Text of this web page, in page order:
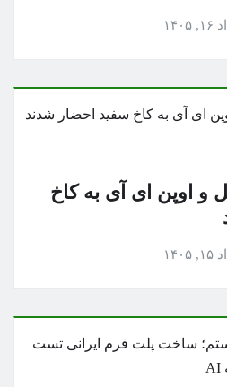
و اوپن ای آی به کاخ
۱۴۰۵